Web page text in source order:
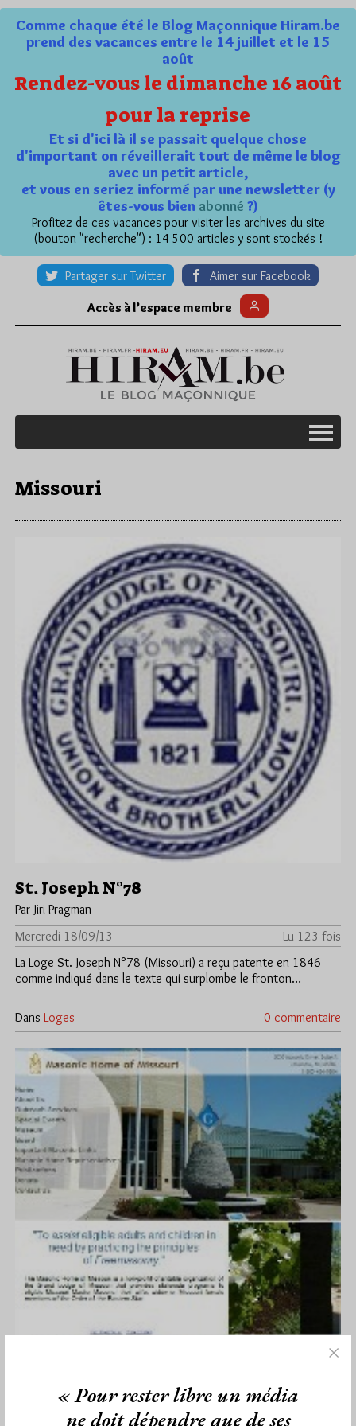
Comme chaque été le Blog Maçonnique Hiram.be
prend des vacances entre le 14 juillet et le 15
août
Rendez-vous le dimanche 16 août
pour la reprise
Et si d'ici là il se passait quelque chose
d'important on réveillerait tout de même le blog
avec un petit article,
et vous en seriez informé par une newsletter (y
êtes-vous bien abonné ?)
Profitez de ces vacances pour visiter les archives du site
(bouton "recherche") : 14 500 articles y sont stockés !
Partager sur Twitter Aimer sur Facebook
Accès à l’espace membre
Missouri
St. Joseph N°78
Par Jiri Pragman
Mercredi 18/09/13
Lu 123 fois
La Loge St. Joseph N°78 (Missouri) a reçu patente en 1846
comme indiqué dans le texte qui surplombe le fronton…
Dans Loges 0 commentaire
Maison de retraite maçonnique du
« Pour rester libre un média
ne doit dépendre que de ses